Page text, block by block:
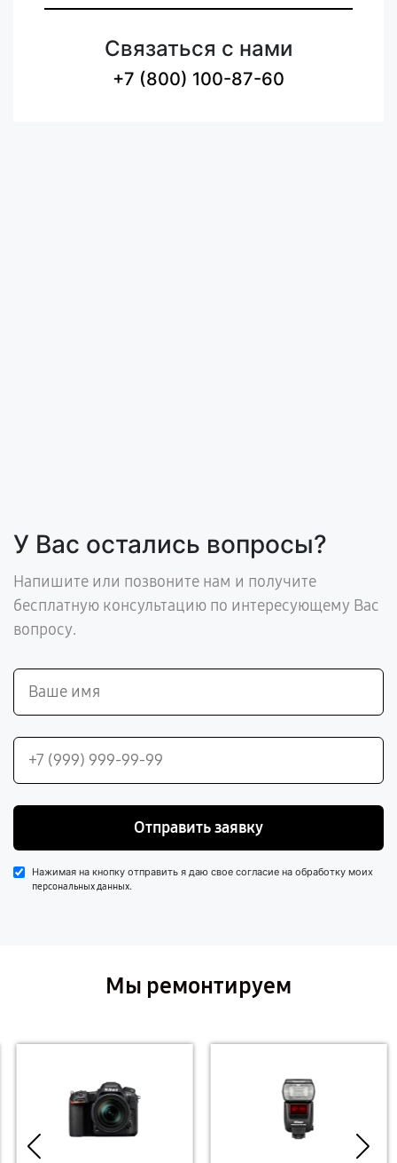
Связаться с нами
+7 (800) 100-87-60
У Вас остались вопросы?
Напишите или позвоните нам и получите
бесплатную консультацию по интересующему Вас
вопросу.
Отправить заявку
Нажимая на кнопку отправить я даю свое согласие на обработку моих
персональных данных.
Мы ремонтируем